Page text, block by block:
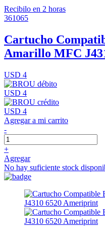
Recibilo en 2 horas
361065
Cartucho
Amarillo MFC
USD 4
USD 4
USD 4
Agregar a mi carrito
-
+
Agregar
No hay suficiente stock